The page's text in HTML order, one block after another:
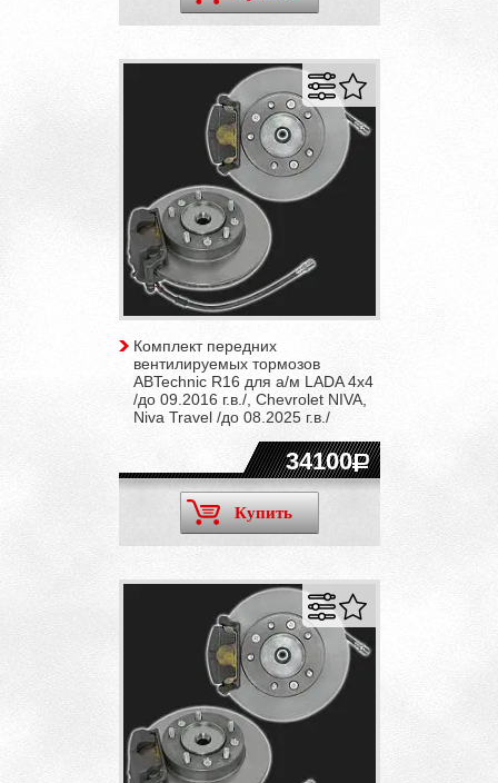
Комплект передних
вентилируемых тормозов
ABTechnic R16 для а/м LADA 4x4
/до 09.2016 г.в./, Chevrolet NIVA,
Niva Travel /до 08.2025 г.в./
34100
Купить